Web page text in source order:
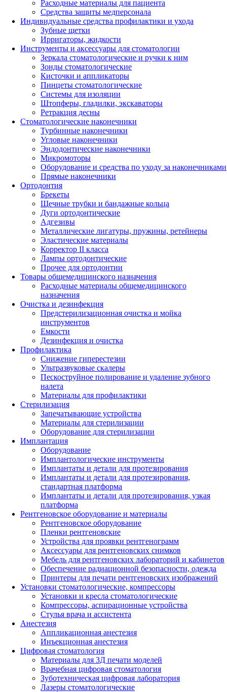
Расходные материалы для пациента
Средства защиты медперсонала
Индивидуальные средства профилактики и ухода
Зубные щетки
Ирригаторы, жидкости
Инструменты и аксессуары для стоматологии
Зеркала стоматологические и ручки к ним
Зонды стоматологические
Кисточки и аппликаторы
Пинцеты стоматологические
Системы для изоляции
Штопферы, гладилки, экскаваторы
Ретракция десны
Стоматологические наконечники
Турбинные наконечники
Угловые наконечники
Эндодонтические наконечники
Микромоторы
Оборудование и средства по уходу за наконечниками
Прямые наконечники
Ортодонтия
Брекеты
Щечные трубки и бандажные кольца
Дуги ортодонтические
Адгезивы
Металлические лигатуры, пружины, ретейнеры
Эластические материалы
Корректор II класса
Лампы ортодонтические
Прочее для ортодонтии
Товары общемедицинского назначения
Расходные материалы общемедицинского
назначения
Очистка и дезинфекция
Предстерилизационная очистка и мойка
инструментов
Емкости
Дезинфекция и очистка
Профилактика
Снижение гиперестезии
Ультразвуковые скалеры
Пескоструйное полирование и удаление зубного
налета
Материалы для профилактики
Стерилизация
Запечатывающие устройства
Материалы для стерилизации
Оборудование для стерилизации
Имплантация
Оборудование
Имплантологические инструменты
Имплантаты и детали для протезирования
Имплантаты и детали для протезирования,
стандартная платформа
Имплантаты и детали для протезирования, узкая
платформа
Рентгеновское оборудование и материалы
Рентгеновское оборудование
Пленки рентгеновские
Устройства для проявки рентгенограмм
Аксессуары для рентгеновских снимков
Мебель для рентгеновских лабораторий и кабинетов
Обеспечение радиационной безопасности, одежда
Принтеры для печати рентгеновских изображений
Установки стоматологические, компрессоры
Установки и кресла стоматологические
Компрессоры, аспирационные устройства
Стулья врача и ассистента
Анестезия
Аппликационная анестезия
Инъекционная анестезия
Цифровая стоматология
Материалы для 3Д печати моделей
Врачебная цифровая стоматология
Зуботехническая цифровая лаборатория
Лазеры стоматологические